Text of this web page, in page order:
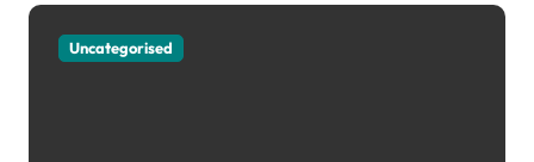
Uncategorised